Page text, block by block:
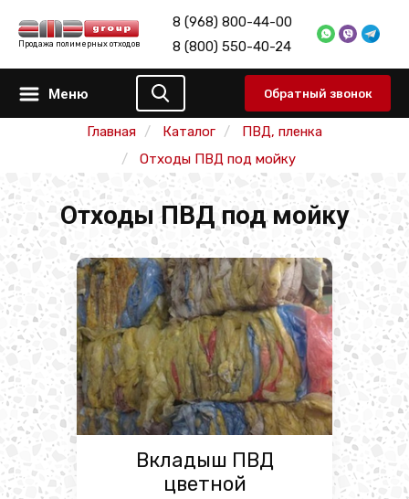
Продажа полимерных отходов
8 (968) 800-44-00
8 (800) 550-40-24
Меню Обратный звонок
Главная Каталог
ПВД, пленка
Отходы ПВД под мойку
Отходы ПВД под мойку
Вкладыш ПВД
цветной